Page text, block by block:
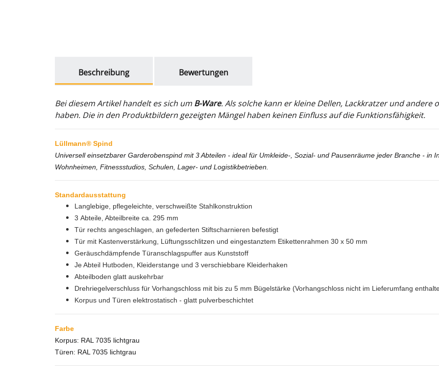
Beschreibung
Bewertungen
Bei diesem Artikel handelt es sich um B-Ware. Als solche kann er kleine Dellen, Lackkratzer und andere
haben. Die in den Produktbildern gezeigten Mängel haben keinen Einfluss auf die Funktionsfähigkeit.
Lüllmann® Spind
Universell einsetzbarer Garderobenspind mit 3 Abteilen - ideal für Umkleide-, Sozial- und Pausenräume jeder Branche - in
Wohnheimen, Fitnessstudios, Schulen, Lager- und Logistikbetrieben.
Standardausstattung
Langlebige, pflegeleichte, verschweißte Stahlkonstruktion
3 Abteile, Abteilbreite ca. 295 mm
Tür rechts angeschlagen, an gefederten Stiftscharnieren befestigt
Tür mit Kastenverstärkung, Lüftungsschlitzen und eingestanztem Etikettenrahmen 30 x 50 mm
Geräuschdämpfende Türanschlagspuffer aus Kunststoff
Je Abteil Hutboden, Kleiderstange und 3 verschiebbare Kleiderhaken
Abteilboden glatt auskehrbar
Drehriegelverschluss für Vorhangschloss mit bis zu 5 mm Bügelstärke (Vorhangschloss nicht im Lieferumfang
Korpus und Türen elektrostatisch - glatt pulverbeschichtet
Farbe
Korpus: RAL 7035 lichtgrau
Türen: RAL 7035 lichtgrau